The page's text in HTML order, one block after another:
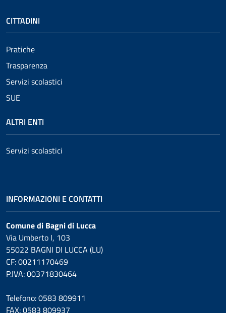
CITTADINI
Pratiche
Trasparenza
Servizi scolastici
SUE
ALTRI ENTI
Servizi scolastici
INFORMAZIONI E CONTATTI
Comune di Bagni di Lucca
Via Umberto I, 103
55022 BAGNI DI LUCCA (LU)
CF: 00211170469
P.IVA: 00371830464
Telefono: 0583 809911
FAX: 0583 809937